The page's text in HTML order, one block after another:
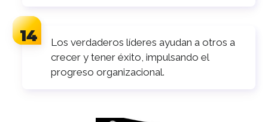
Los verdaderos líderes ayudan a otros a
crecer y tener éxito, impulsando el
progreso organizacional.